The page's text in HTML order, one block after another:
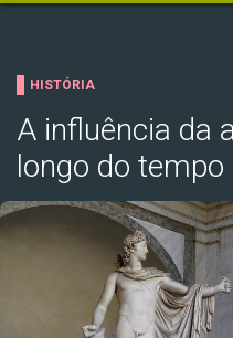
HISTÓRIA
A influência da
longo do tempo